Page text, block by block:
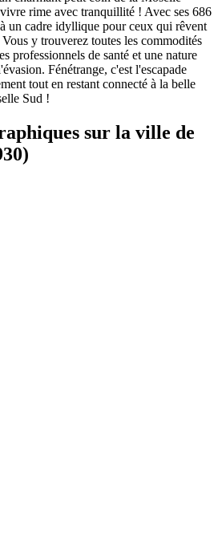
rime avec tranquillité ! Avec ses 686
un cadre idyllique pour ceux qui rêvent
y trouverez toutes les commodités
professionnels de santé et une nature
Fénétrange, c'est l'escapade
tout en restant connecté à la belle
Sud !
sur la ville de